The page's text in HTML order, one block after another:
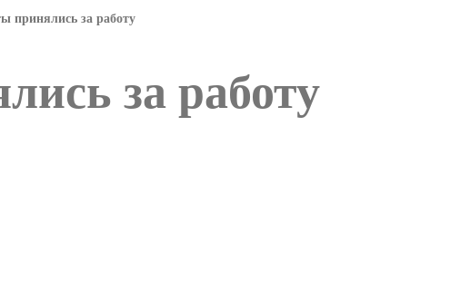
принялись за работу
за работу